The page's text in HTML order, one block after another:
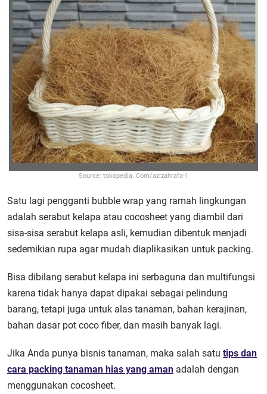
Source: tokopedia. Com/azizahrafa-1
Satu lagi pengganti bubble wrap yang ramah lingkungan
adalah serabut kelapa atau cocosheet yang diambil dari
sisa-sisa serabut kelapa asli, kemudian dibentuk menjadi
sedemikian rupa agar mudah diaplikasikan untuk packing.
Bisa dibilang serabut kelapa ini serbaguna dan multifungsi
karena tidak hanya dapat dipakai sebagai pelindung
barang, tetapi juga untuk alas tanaman, bahan kerajinan,
bahan dasar pot coco fiber, dan masih banyak lagi.
Jika Anda punya bisnis tanaman, maka salah satu tips dan
cara packing tanaman hias yang aman adalah dengan
menggunakan cocosheet.